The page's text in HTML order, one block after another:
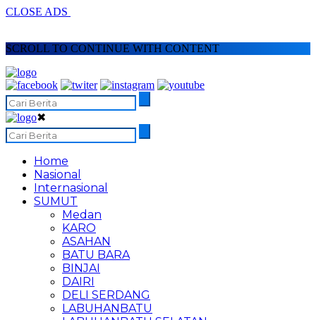
CLOSE ADS
SCROLL TO CONTINUE WITH CONTENT
✖
Home
Nasional
Internasional
SUMUT
Medan
KARO
ASAHAN
BATU BARA
BINJAI
DAIRI
DELI SERDANG
LABUHANBATU